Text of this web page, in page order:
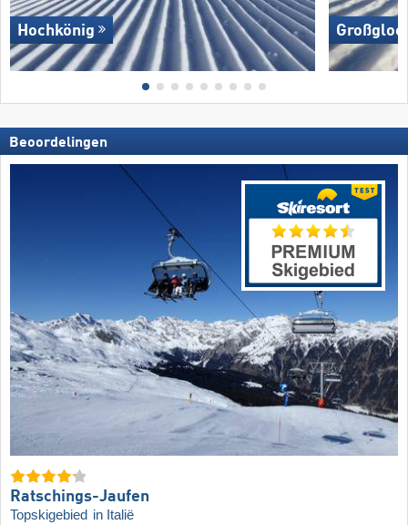
Hochkönig
Beoordelingen
Ratschings-Jaufen
Topskigebied in Italië